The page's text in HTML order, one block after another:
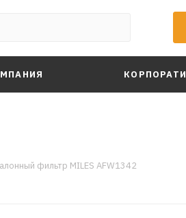
фильтр MILES AFW1342